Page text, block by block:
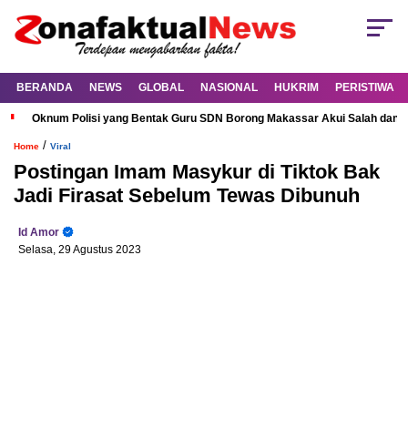
BERANDA NEWS GLOBAL NASIONAL HUKRIM PERISTIWA
Oknum Polisi yang Bentak Guru SDN Borong Makassar Akui Salah dan
Home / Viral
Postingan Imam Masykur di Tiktok Bak
Jadi Firasat Sebelum Tewas Dibunuh
Id Amor
Selasa, 29 Agustus 2023